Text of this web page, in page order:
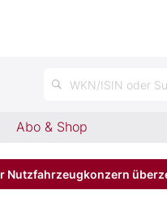
WKN/ISIN oder
Abo & Shop
Nutzfahrzeugkonzern